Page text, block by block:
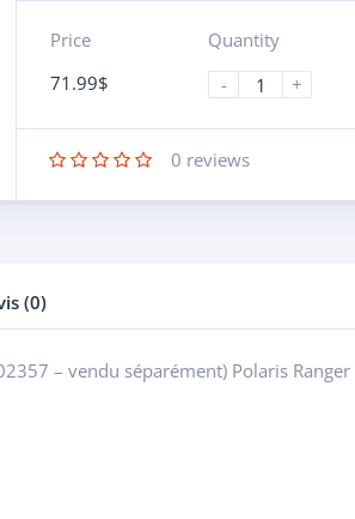
Price
71.99$
Quantity
-
+
0 reviews
(0)
– vendu séparément) Polaris